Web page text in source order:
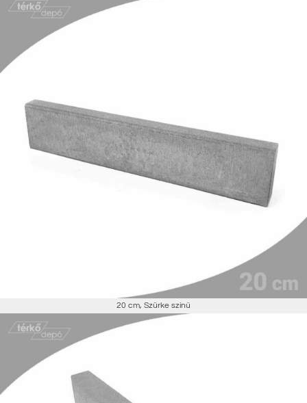
20 cm, Szürke színű